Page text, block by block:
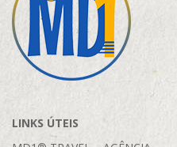
LINKS ÚTEIS